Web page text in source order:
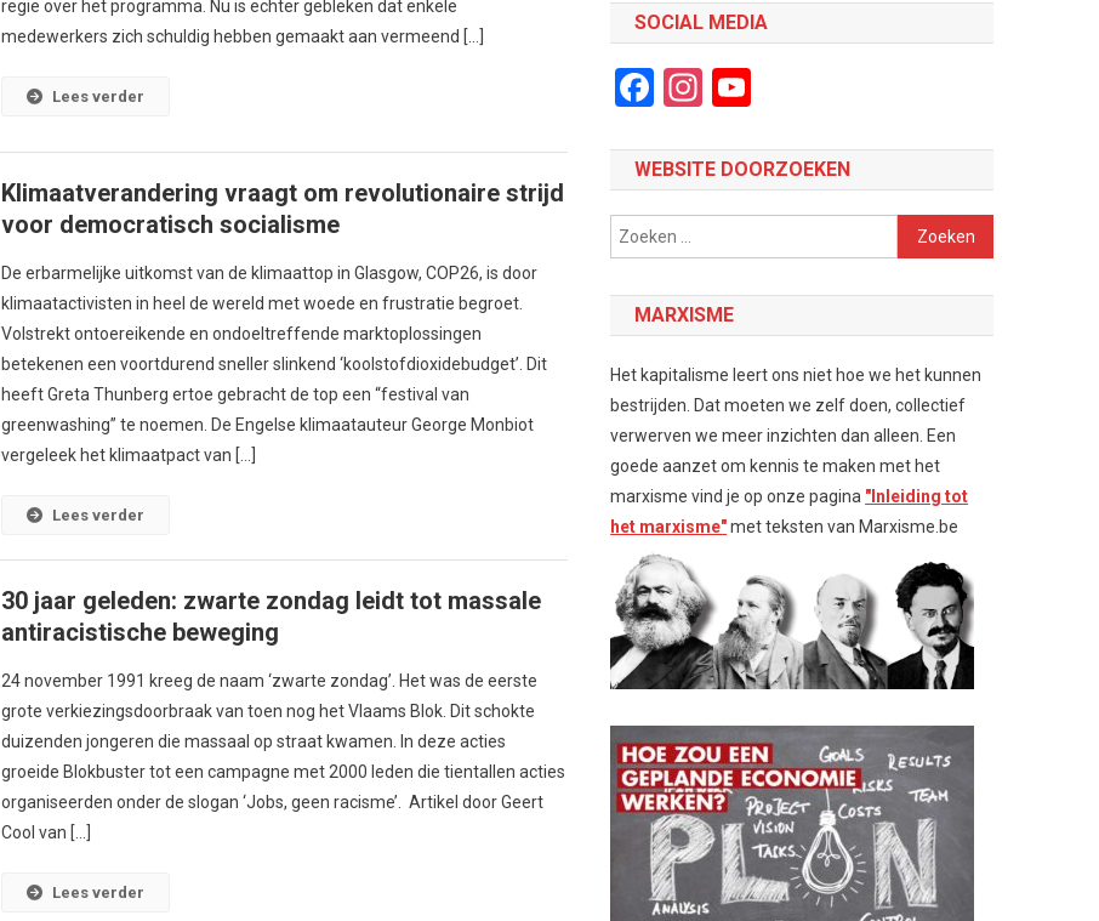
regie over het programma. Nu is echter gebleken dat enkele
medewerkers zich schuldig hebben gemaakt aan vermeend […]
Lees verder
Klimaatverandering vraagt om revolutionaire strijd
voor democratisch socialisme
De erbarmelijke uitkomst van de klimaattop in Glasgow, COP26, is door
klimaatactivisten in heel de wereld met woede en frustratie begroet.
Volstrekt ontoereikende en ondoeltreffende marktoplossingen
betekenen een voortdurend sneller slinkend ‘koolstofdioxidebudget’. Dit
heeft Greta Thunberg ertoe gebracht de top een “festival van
greenwashing” te noemen. De Engelse klimaatauteur George Monbiot
vergeleek het klimaatpact van […]
Lees verder
30 jaar geleden: zwarte zondag leidt tot massale
antiracistische beweging
24 november 1991 kreeg de naam ‘zwarte zondag’. Het was de eerste
grote verkiezingsdoorbraak van toen nog het Vlaams Blok. Dit schokte
duizenden jongeren die massaal op straat kwamen. In deze acties
groeide Blokbuster tot een campagne met 2000 leden die tientallen acties
organiseerden onder de slogan ‘Jobs, geen racisme’. Artikel door Geert
Cool van […]
Lees verder
SOCIAL MEDIA
Facebook
Instagram
WEBSITE DOORZOEKEN
Zoeken
naar:
MARXISME
Het kapitalisme leert ons niet hoe we het kunnen
bestrijden. Dat moeten we zelf doen, collectief
verwerven we meer inzichten dan alleen. Een
goede aanzet om kennis te maken met het
marxisme vind je op onze pagina "Inleiding tot
het marxisme"met teksten van Marxisme.be